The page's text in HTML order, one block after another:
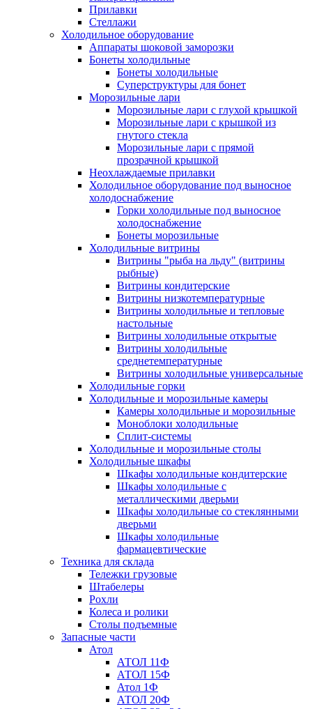
Прилавки
Стеллажи
Холодильное оборудование
Аппараты шоковой заморозки
Бонеты холодильные
Бонеты холодильные
Суперструктуры для бонет
Морозильные лари
Морозильные лари с глухой крышкой
Морозильные лари с крышкой из
гнутого стекла
Морозильные лари с прямой
прозрачной крышкой
Неохлаждаемые прилавки
Холодильное оборудование под выносное
холодоснабжение
Горки холодильные под выносное
холодоснабжение
Бонеты морозильные
Холодильные витрины
Витрины "рыба на льду" (витрины
рыбные)
Витрины кондитерские
Витрины низкотемпературные
Витрины холодильные и тепловые
настольные
Витрины холодильные открытые
Витрины холодильные
среднетемпературные
Витрины холодильные универсальные
Холодильные горки
Холодильные и морозильные камеры
Камеры холодильные и морозильные
Моноблоки холодильные
Сплит-системы
Холодильные и морозильные столы
Холодильные шкафы
Шкафы холодильные кондитерские
Шкафы холодильные с
металлическими дверьми
Шкафы холодильные со стеклянными
дверьми
Шкафы холодильные
фармацевтические
Техника для склада
Тележки грузовые
Штабелеры
Рохли
Колеса и ролики
Столы подъемные
Запасные части
Атол
АТОЛ 11Ф
АТОЛ 15Ф
Атол 1Ф
АТОЛ 20Ф